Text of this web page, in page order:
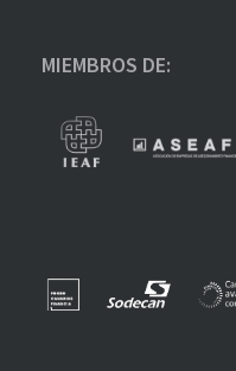
MIEMBROS DE: